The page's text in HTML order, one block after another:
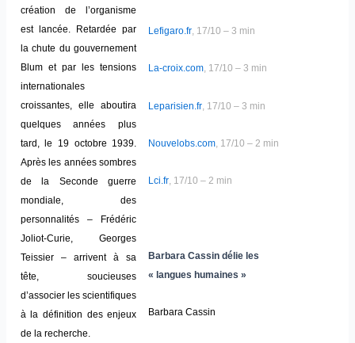
création de l’organisme
est lancée. Retardée par
la chute du gouvernement
Blum et par les tensions
internationales
croissantes, elle aboutira
quelques années plus
tard, le 19 octobre 1939.
Après les années sombres
de la Seconde guerre
mondiale, des
personnalités – Frédéric
Joliot-Curie, Georges
Teissier – arrivent à sa
tête, soucieuses
d’associer les scientifiques
à la définition des enjeux
de la recherche.
Lefigaro.fr, 17/10 – 3 min
La-croix.com, 17/10 – 3 min
Leparisien.fr, 17/10 – 3 min
Nouvelobs.com, 17/10 – 2 min
Lci.fr, 17/10 – 2 min
Barbara Cassin délie les
« langues humaines »
Barbara Cassin